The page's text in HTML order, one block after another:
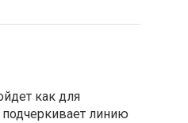
как для
линию